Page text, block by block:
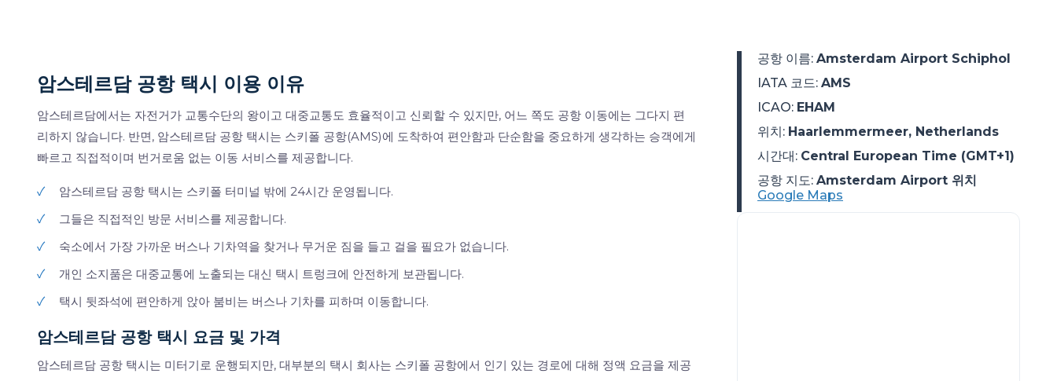
암스테르담 공항 택시 이용 이유
암스테르담에서는 자전거가 교통수단의 왕이고 대중교통도 효율적이고 신뢰할 수 있지만, 어느 쪽도 공항 이동에는 그다지 편
리하지 않습니다. 반면, 암스테르담 공항 택시는 스키폴 공항(AMS)에 도착하여 편안함과 단순함을 중요하게 생각하는 승객에게
빠르고 직접적이며 번거로움 없는 이동 서비스를 제공합니다.
✓
암스테르담 공항 택시는 스키폴 터미널 밖에 24시간 운영됩니다.
✓
그들은 직접적인 방문 서비스를 제공합니다.
✓
숙소에서 가장 가까운 버스나 기차역을 찾거나 무거운 짐을 들고 걸을 필요가 없습니다.
✓
개인 소지품은 대중교통에 노출되는 대신 택시 트렁크에 안전하게 보관됩니다.
✓
택시 뒷좌석에 편안하게 앉아 붐비는 버스나 기차를 피하며 이동합니다.
암스테르담 공항 택시 요금 및 가격
암스테르담 공항 택시는 미터기로 운행되지만, 대부분의 택시 회사는 스키폴 공항에서 인기 있는 경로에 대해 정액 요금을 제공
공항 이름: Amsterdam Airport Schiphol
IATA 코드: AMS
ICAO: EHAM
위치: Haarlemmermeer, Netherlands
시간대: Central European Time (GMT+1)
공항 지도: Amsterdam Airport 위치
Google Maps